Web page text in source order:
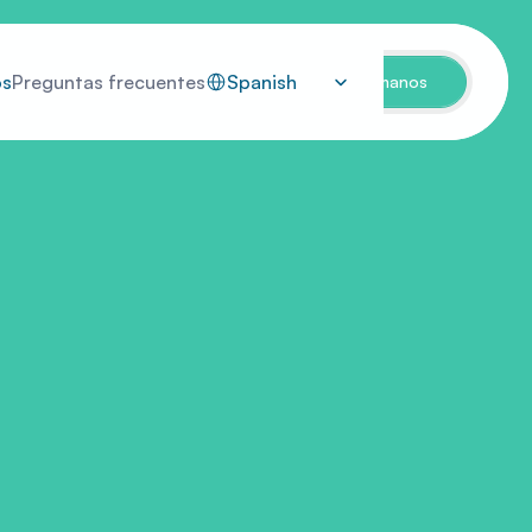
Preguntas frecuentes Select Language
Spanish Llámanos